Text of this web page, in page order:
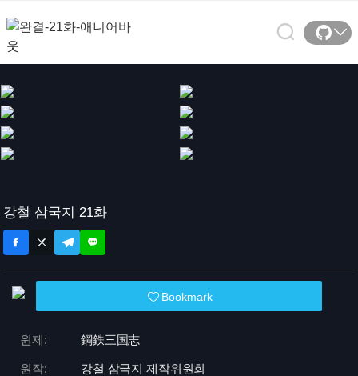
강철 삼국지 21화
Bookmark
원제: 鋼鉄三国志
원작: 강철 삼국지 제작위원회